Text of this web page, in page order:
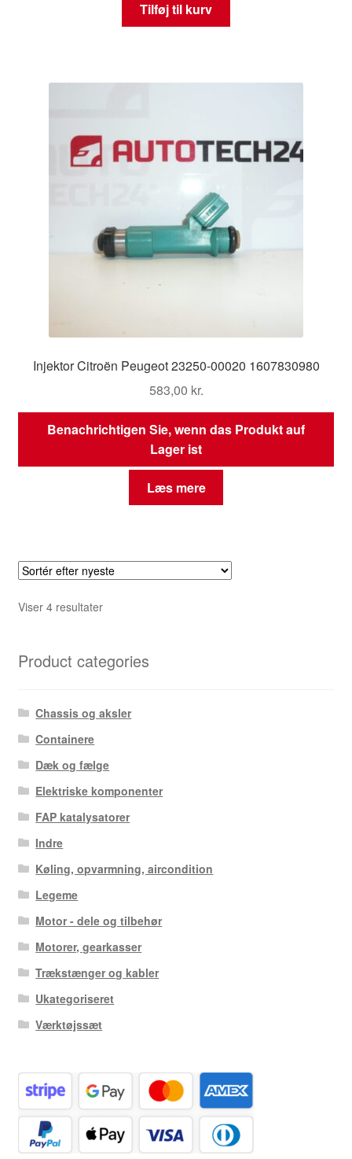
Tilføj til kurv
Injektor Citroën Peugeot 23250-00020 1607830980
583,00 kr.
Benachrichtigen Sie, wenn das Produkt auf
Lager ist
Læs mere
Viser 4 resultaterSorteret
Product categories
Chassis og aksler
Containere
Dæk og fælge
Elektriske komponenter
FAP katalysatorer
Indre
Køling, opvarmning, aircondition
Legeme
Motor - dele og tilbehør
Motorer, gearkasser
Trækstænger og kabler
Ukategoriseret
Værktøjssæt